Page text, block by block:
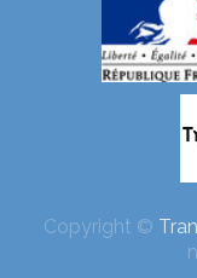
Copyright ©